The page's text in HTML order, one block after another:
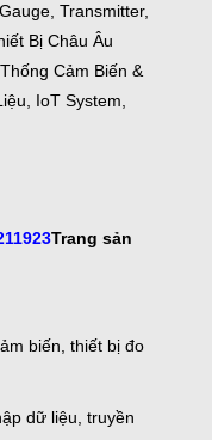
Transmitter,
Bị Châu Âu
Cảm Biến &
IoT System,
Trang sản
biến, thiết bị đo
dữ liệu, truyền